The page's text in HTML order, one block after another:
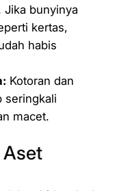
Jika bunyinya
kertas,
habis
Kotoran dan
seringkali
macet.